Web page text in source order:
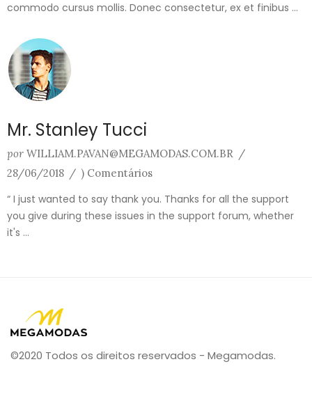
commodo cursus mollis. Donec consectetur, ex et finibus ...
Mr. Stanley Tucci
por WILLIAM.PAVAN@MEGAMODAS.COM.BR /
28/06/2018 / ) Comentários
“ I just wanted to say thank you. Thanks for all the support
you give during these issues in the support forum, whether
it's ...
©2020 Todos os direitos reservados - Megamodas.